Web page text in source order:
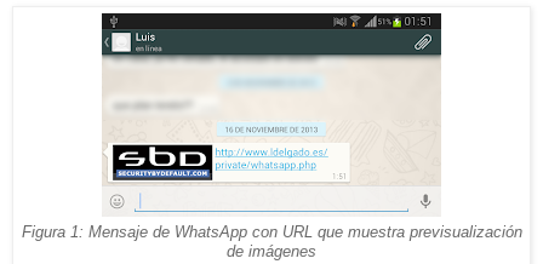
Figura 1: Mensaje de WhatsApp con URL que muestra previsualización
de imágenes